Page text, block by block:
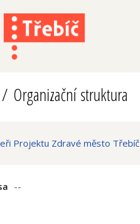
Organizační struktura
Projektu Zdravé město Třebíč
--